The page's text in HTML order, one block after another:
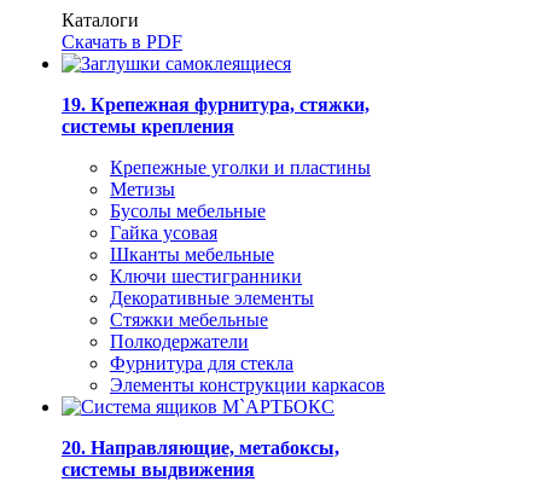
Каталоги
Скачать в PDF
19. Крепежная фурнитура, стяжки,
системы крепления
Крепежные уголки и пластины
Метизы
Бусолы мебельные
Гайка усовая
Шканты мебельные
Ключи шестигранники
Декоративные элементы
Стяжки мебельные
Полкодержатели
Фурнитура для стекла
Элементы конструкции каркасов
20. Направляющие, метабоксы,
системы выдвижения